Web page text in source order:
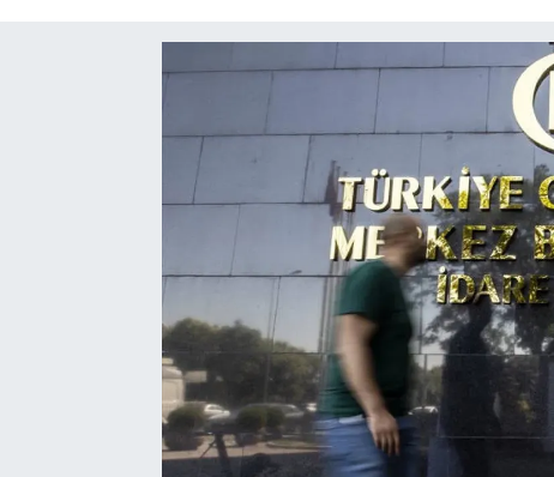
Haber Arşivi